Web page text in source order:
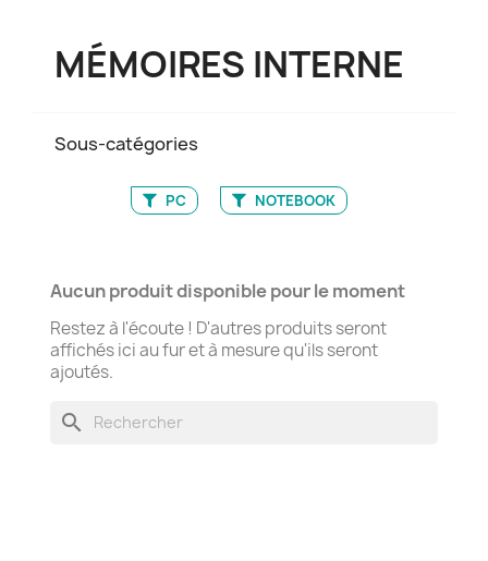
MÉMOIRES INTERNE
Sous-catégories
PC NOTEBOOK
Aucun produit disponible pour le moment
Restez à l'écoute ! D'autres produits seront
affichés ici au fur et à mesure qu'ils seront
ajoutés.
search